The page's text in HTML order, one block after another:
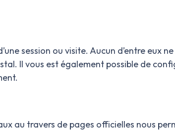
session ou visite. Aucun d’entre
Il vous est également possible de
au travers de pages officielles nous